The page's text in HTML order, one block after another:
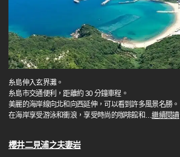
糸島伸入玄界灘。
糸島市交通便利，距離約 30 分鐘車程。
美麗的海岸線向北和向西延伸，可以看到許多風景名勝。
在海岸享受游泳和衝浪，享受時尚的咖啡館和…繼續閱讀
櫻井二見浦之夫妻岩